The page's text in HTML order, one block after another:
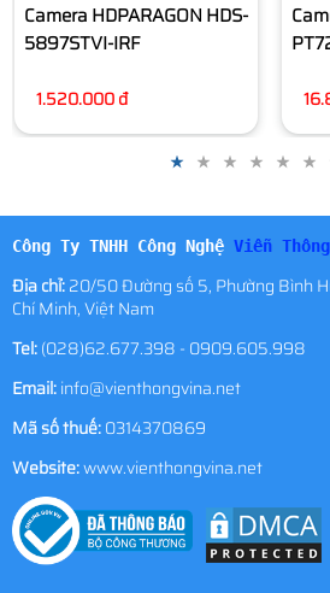
Camera HDPARAGON HDS-
PT7232TVI-IRA
16.890.000 đ
Công Ty TNHH Công Nghệ Viễn Thông
Địa chỉ:20/50 Đường số 5, Phường Bình
Chí Minh, Việt Nam
Tel:(028)62.677.398 - 0909.605.998
Email:info@vienthongvina.net
Mã số thuế:0314370869
Website:www.vienthongvina.net